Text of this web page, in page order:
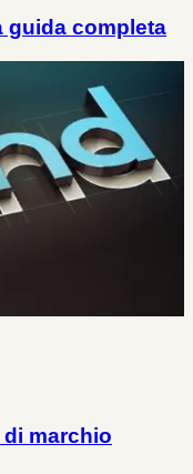
guida completa
marchio